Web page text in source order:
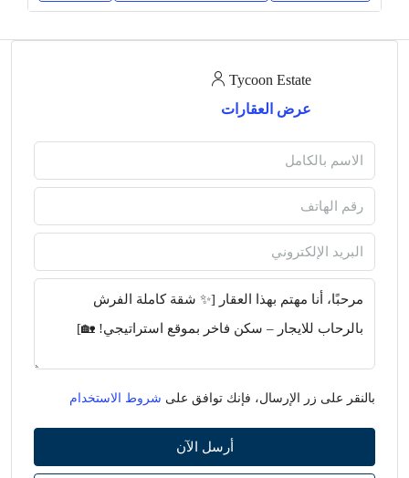
Tycoon Estate
عرض العقارات
بالنقر على زر الإرسال، فإنك توافق على شروط الاستخدام
أرسل الآن